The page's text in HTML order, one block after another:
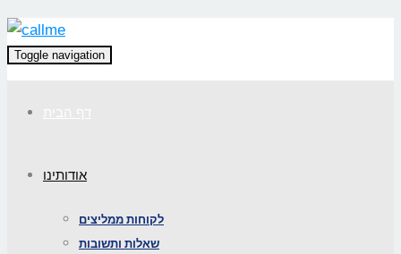
Toggle navigation
אודותינו
לקוחות ממליצים
שאלות ותשובות